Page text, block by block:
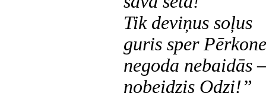
Tik deviņus soļus
guris sper
negoda nebaidās –
nobeidzis Odzi!”